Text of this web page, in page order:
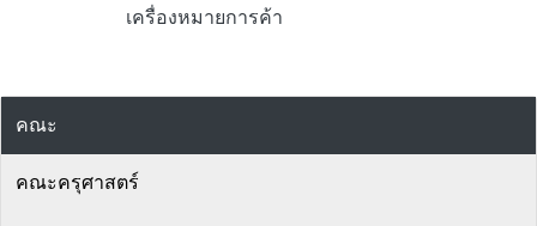
เครื่องหมายการค้า
คณะ
คณะครุศาสตร์